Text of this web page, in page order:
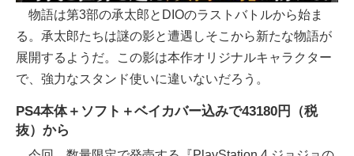
物語は第3部の承太郎とDIOのラストバトルから始ま
る。承太郎たちは謎の影と遭遇しそこから新たな物語が
展開するようだ。この影は本作オリジナルキャラクター
で、強力なスタンド使いに違いないだろう。
PS4本体＋ソフト＋ベイカバー込みで43180円（税
抜）から